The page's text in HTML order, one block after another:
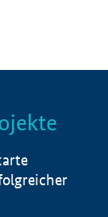
Info